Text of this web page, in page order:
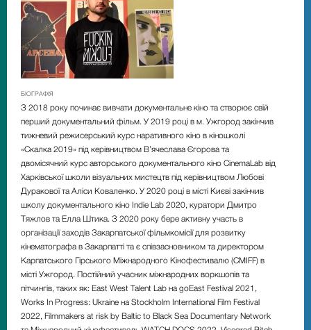
БІОГРАФІЯ
З 2018 року починає вивчати документальне кіно та створює свій
перший документальний фільм. У 2019 році в м. Ужгород закінчив
тижневий режисерський курс наративного кіно в кіношколі
«Скалка 2019» під керівництвом В’ячеслава Єгорова та
двомісячний курс авторського документального кіно CinemaLab від
Харківської школи візуальних мистецтв під керівництвом Любові
Дуракової та Аліси Коваленко. У 2020 році в місті Києві закінчив
школу документального кіно Indie Lab 2020, куратори Дмитро
Тяжлов та Елла Штика. З 2020 року бере активну участь в
організації заходів Закарпатської фільмкомісії для розвитку
кінематографа в Закарпатті та є співзасновником та директором
Карпатського Гірського Міжнародного Кінофестивалю (CMIFF) в
місті Ужгород. Постійний учасник міжнародних воркшопів та
пітчингів, таких як: East West Talent Lab на goEast Festival 2021,
Works In Progress: Ukraine на Stockholm International Film Festival
2022, Filmmakers at risk by Baltic to Black Sea Documentary Network